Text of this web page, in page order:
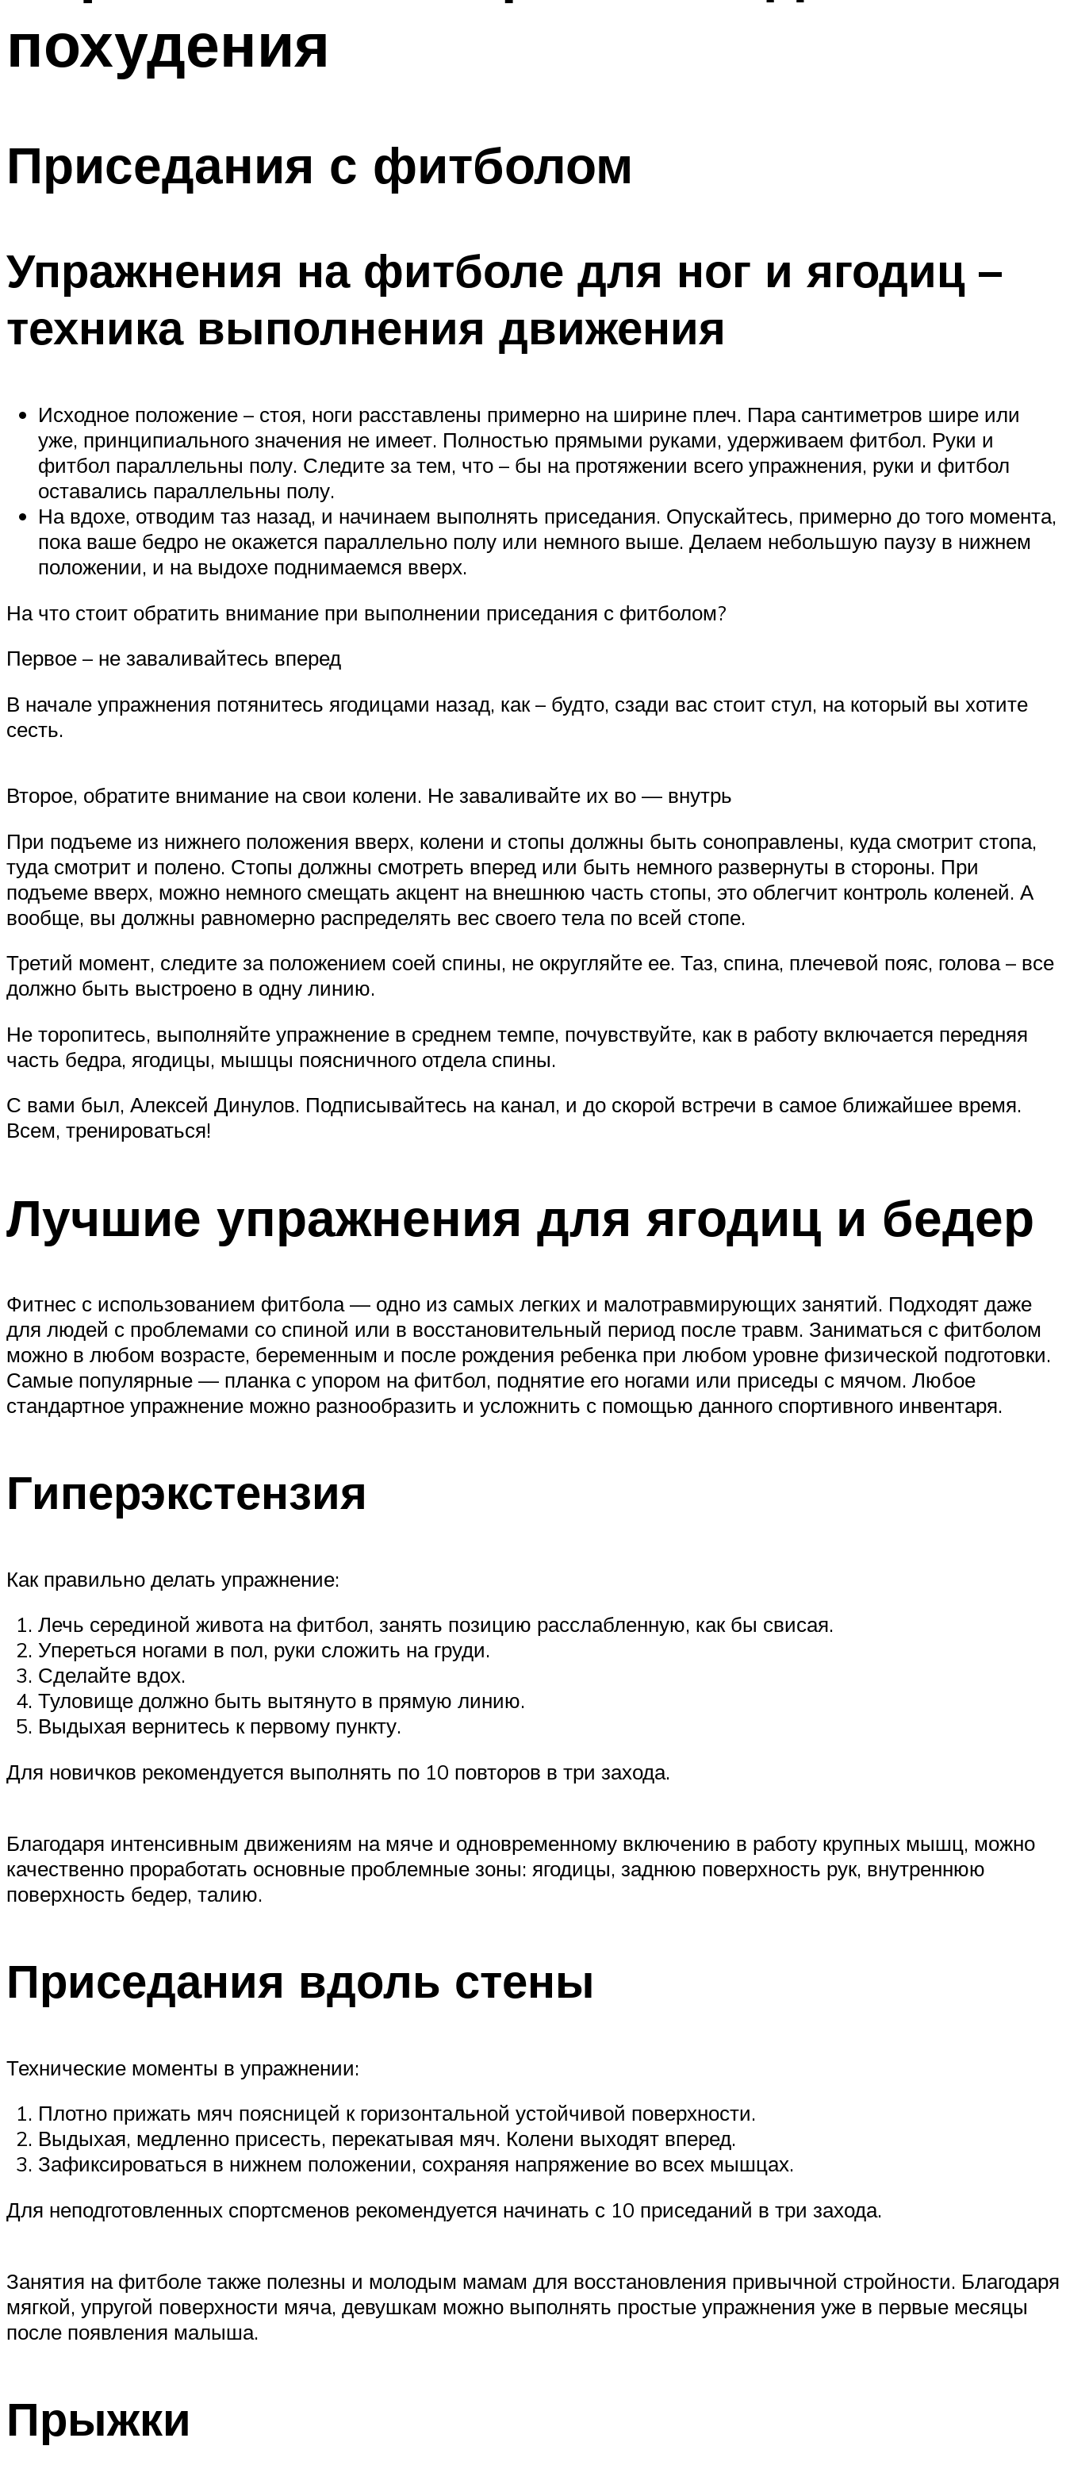
похудения
Приседания с фитболом
Упражнения на фитболе для ног и ягодиц –
техника выполнения движения
Исходное положение – стоя, ноги расставлены примерно на ширине плеч. Пара сантиметров шире или
уже, принципиального значения не имеет. Полностью прямыми руками, удерживаем фитбол. Руки и
фитбол параллельны полу. Следите за тем, что – бы на протяжении всего упражнения, руки и фитбол
оставались параллельны полу.
На вдохе, отводим таз назад, и начинаем выполнять приседания. Опускайтесь, примерно до того момента,
пока ваше бедро не окажется параллельно полу или немного выше. Делаем небольшую паузу в нижнем
положении, и на выдохе поднимаемся вверх.
На что стоит обратить внимание при выполнении приседания с фитболом?
Первое – не заваливайтесь вперед
В начале упражнения потянитесь ягодицами назад, как – будто, сзади вас стоит стул, на который вы хотите
сесть.
Второе, обратите внимание на свои колени. Не заваливайте их во — внутрь
При подъеме из нижнего положения вверх, колени и стопы должны быть соноправлены, куда смотрит стопа,
туда смотрит и полено. Стопы должны смотреть вперед или быть немного развернуты в стороны. При
подъеме вверх, можно немного смещать акцент на внешнюю часть стопы, это облегчит контроль коленей. А
вообще, вы должны равномерно распределять вес своего тела по всей стопе.
Третий момент, следите за положением соей спины, не округляйте ее. Таз, спина, плечевой пояс, голова – все
должно быть выстроено в одну линию.
Не торопитесь, выполняйте упражнение в среднем темпе, почувствуйте, как в работу включается передняя
часть бедра, ягодицы, мышцы поясничного отдела спины.
С вами был, Алексей Динулов. Подписывайтесь на канал, и до скорой встречи в самое ближайшее время.
Всем, тренироваться!
Лучшие упражнения для ягодиц и бедер
Фитнес с использованием фитбола — одно из самых легких и малотравмирующих занятий. Подходят даже
для людей с проблемами со спиной или в восстановительный период после травм. Заниматься с фитболом
можно в любом возрасте, беременным и после рождения ребенка при любом уровне физической подготовки.
Самые популярные — планка с упором на фитбол, поднятие его ногами или приседы с мячом. Любое
стандартное упражнение можно разнообразить и усложнить с помощью данного спортивного инвентаря.
Гиперэкстензия
Как правильно делать упражнение:
Лечь серединой живота на фитбол, занять позицию расслабленную, как бы свисая.
Упереться ногами в пол, руки сложить на груди.
Сделайте вдох.
Туловище должно быть вытянуто в прямую линию.
Выдыхая вернитесь к первому пункту.
Для новичков рекомендуется выполнять по 10 повторов в три захода.
Благодаря интенсивным движениям на мяче и одновременному включению в работу крупных мышц, можно
качественно проработать основные проблемные зоны: ягодицы, заднюю поверхность рук, внутреннюю
поверхность бедер, талию.
Приседания вдоль стены
Технические моменты в упражнении:
Плотно прижать мяч поясницей к горизонтальной устойчивой поверхности.
Выдыхая, медленно присесть, перекатывая мяч. Колени выходят вперед.
Зафиксироваться в нижнем положении, сохраняя напряжение во всех мышцах.
Для неподготовленных спортсменов рекомендуется начинать с 10 приседаний в три захода.
Занятия на фитболе также полезны и молодым мамам для восстановления привычной стройности. Благодаря
мягкой, упругой поверхности мяча, девушкам можно выполнять простые упражнения уже в первые месяцы
после появления малыша.
Прыжки